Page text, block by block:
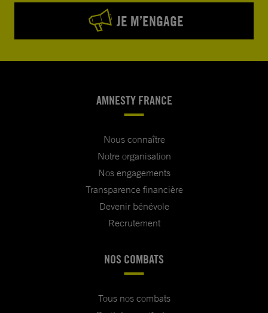
JE M’ENGAGE
AMNESTY FRANCE
Nous connaître
Notre organisation
Nos engagements
Transparence financière
Devenir bénévole
Recrutement
NOS COMBATS
Tous nos combats